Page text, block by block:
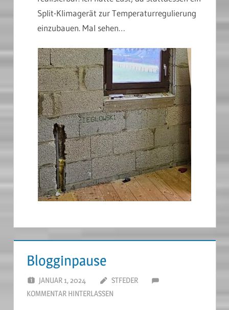
Split-Klimagerät zur Temperaturregulierung
einzubauen. Mal sehen…
Blogginpause
JANUAR 1, 2024
STFEDER
KOMMENTAR HINTERLASSEN